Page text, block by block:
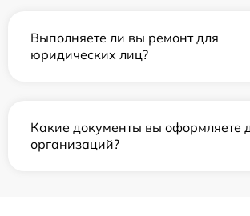
Выполняете ли вы ремонт для
юридических лиц?
Какие документы вы оформляете
организаций?